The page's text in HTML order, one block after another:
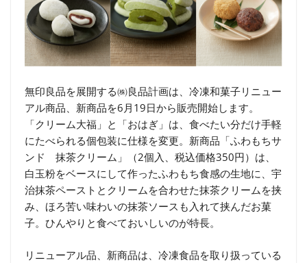
無印良品を展開する㈱良品計画は、冷凍和菓子リニュー
アル商品、新商品を6月19日から販売開始します。
「クリーム大福」と「おはぎ」は、食べたい分だけ手軽
にたべられる個包装に仕様を変更。新商品「ふわもちサ
ンド 抹茶クリーム」（2個入、税込価格350円）は、
白玉粉をベースにして作ったふわもち食感の生地に、宇
治抹茶ペーストとクリームを合わせた抹茶クリームを挟
み、ほろ苦い味わいの抹茶ソースも入れて挟んだお菓
子。ひんやりと食べておいしいのが特長。
リニューアル品、新商品は、冷凍食品を取り扱っている